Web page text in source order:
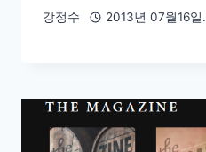
강정수 2013년 07월16일.